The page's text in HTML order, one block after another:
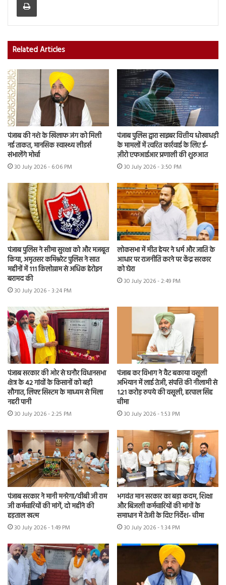
Related Articles
पंजाब की नशे के खिलाफ जंग को मिली
नई ताकत, मानसिक स्वास्थ्य लीडर्स
संभालेंगे मोर्चा
30 July 2026 - 6:06 PM
पंजाब पुलिस द्वारा साइबर वित्तीय धोखाधड़ी
के मामलों में त्वरित कार्रवाई के लिए ई-
ज़ीरो एफआईआर प्रणाली की शुरुआत
30 July 2026 - 3:50 PM
पंजाब पुलिस ने सीमा सुरक्षा को और मजबूत
किया, अमृतसर कमिश्नरेट पुलिस ने सात
महीनों में 111 किलोग्राम से अधिक हेरोइन
बरामद की
30 July 2026 - 3:24 PM
लोकसभा में मीत हेयर ने धर्म और जाति के
आधार पर राजनीति करने पर केंद्र सरकार
को घेरा
30 July 2026 - 2:49 PM
पंजाब सरकार की ओर से घनौर विधानसभा
क्षेत्र के 42 गांवों के किसानों को बड़ी
सौगात, लिफ्ट सिस्टम के माध्यम से मिला
नहरी पानी
30 July 2026 - 2:25 PM
पंजाब कर विभाग ने वैट बकाया वसूली
अभियान में लाई तेजी, संपत्ति की नीलामी से
1.21 करोड़ रुपये की वसूली, हरपाल सिंह
चीमा
30 July 2026 - 1:53 PM
पंजाब सरकार ने मानी मनरेगा/वीबी जी राम
जी कर्मचारियों की मांगें, दो महीने की
हड़ताल खत्म
30 July 2026 - 1:49 PM
भगवंत मान सरकार का बड़ा कदम, शिक्षा
और बिजली कर्मचारियों की मांगों के
समाधान में तेजी के दिए निर्देश- चीमा
30 July 2026 - 1:34 PM